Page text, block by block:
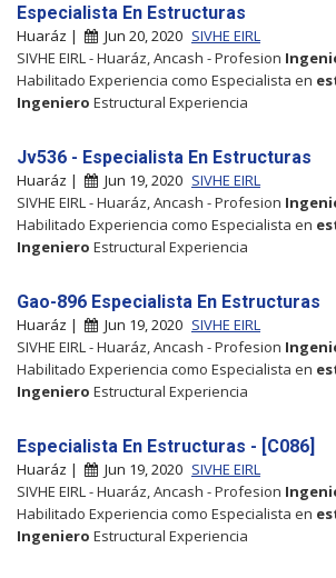
Especialista En Estructuras
Huaráz | Jun 20, 2020 SIVHE EIRL
SIVHE EIRL - Huaráz, Ancash - Profesion
Habilitado Experiencia como Especialista en
Ingeniero Estructural Experiencia
Jv536 - Especialista En Estructuras
Huaráz | Jun 19, 2020 SIVHE EIRL
SIVHE EIRL - Huaráz, Ancash - Profesion
Habilitado Experiencia como Especialista en
Ingeniero Estructural Experiencia
Gao-896 Especialista En Estructuras
Huaráz | Jun 19, 2020 SIVHE EIRL
SIVHE EIRL - Huaráz, Ancash - Profesion
Habilitado Experiencia como Especialista en
Ingeniero Estructural Experiencia
Especialista En Estructuras - [C086]
Huaráz | Jun 19, 2020 SIVHE EIRL
SIVHE EIRL - Huaráz, Ancash - Profesion
Habilitado Experiencia como Especialista en
Ingeniero Estructural Experiencia